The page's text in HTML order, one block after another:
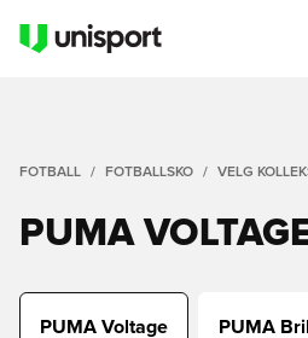
FOTBALL FOTBALLSKO VELG
PUMA
PUMA Voltage PUMA